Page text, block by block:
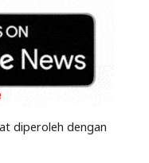
diperoleh dengan